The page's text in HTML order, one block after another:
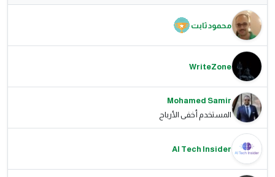
محمود ثابت
WriteZone
Mohamed Samir
المستخدم أخفى الأرباح
AI Tech Insider